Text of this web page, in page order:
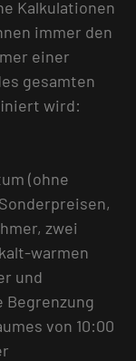
Kalkulationen
immer den
einer
gesamten
wird:
(ohne
zwei
warmen
und
Begrenzung
von 10:00